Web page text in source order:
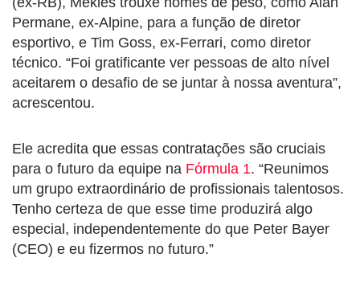
Permane, ex-Alpine, para a função de diretor
esportivo, e Tim Goss, ex-Ferrari, como diretor
técnico. “Foi gratificante ver pessoas de alto nível
aceitarem o desafio de se juntar à nossa aventura”,
acrescentou.
Ele acredita que essas contratações são cruciais
para o futuro da equipe na Fórmula 1. “Reunimos
um grupo extraordinário de profissionais talentosos.
Tenho certeza de que esse time produzirá algo
especial, independentemente do que Peter Bayer
(CEO) e eu fizermos no futuro.”